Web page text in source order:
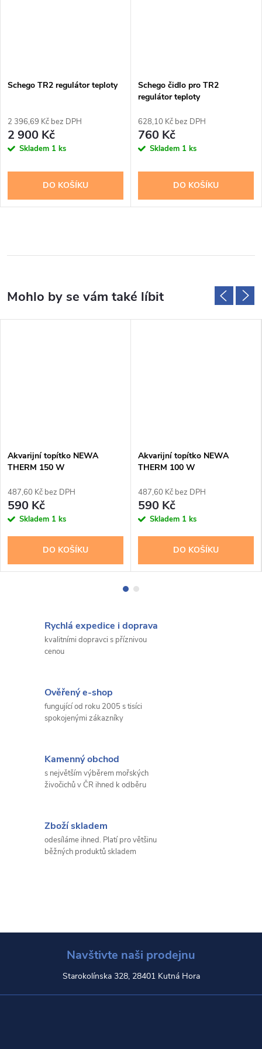
Schego TR2 regulátor teploty
2 396,69 Kč bez DPH
2 900 Kč
Skladem 1 ks
DO KOŠÍKU
Schego čidlo pro TR2
regulátor teploty
628,10 Kč bez DPH
760 Kč
Skladem 1 ks
DO KOŠÍKU
Akvarijní topítko NEWA
THERM 150 W
487,60 Kč bez DPH
590 Kč
Skladem 1 ks
DO KOŠÍKU
Akvarijní topítko NEWA
THERM 100 W
487,60 Kč bez DPH
590 Kč
Skladem 1 ks
DO KOŠÍKU
Rychlá expedice i doprava
kvalitními dopravci s příznivou
cenou
Ověřený e-shop
fungující od roku 2005 s tisíci
spokojenými zákazníky
Kamenný obchod
s největším výběrem mořských
živočichů v ČR ihned k odběru
Zboží skladem
odesíláme ihned. Platí pro většinu
běžných produktů skladem
Navštivte naši prodejnu
Starokolínska 328, 28401 Kutná Hora